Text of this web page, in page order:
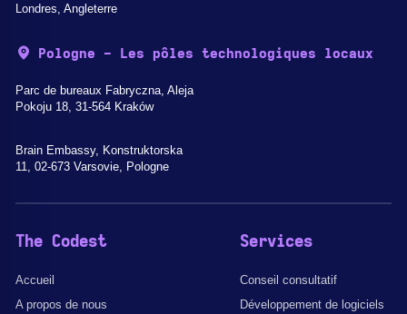
Londres, Angleterre
Pologne - Les pôles technologiques locaux
Parc de bureaux Fabryczna, Aleja
Pokoju 18, 31-564 Kraków
Brain Embassy, Konstruktorska
11, 02-673 Varsovie, Pologne
The Codest
Accueil
A propos de nous
Services
Conseil consultatif
Développement de logiciels